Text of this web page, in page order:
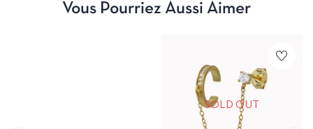
Vous Pourriez Aussi Aimer
SOLD OUT